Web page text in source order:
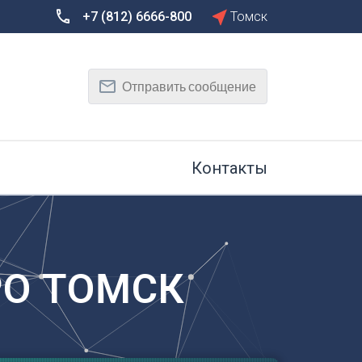
Дону
Тамбов
Тюмень
Ульяновск
Уфа
Х
Хабаровск
+7 (812) 6666-800 Томск
Отправить сообщение
Контакты
ТОМСК